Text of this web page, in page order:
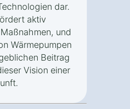
dar.
aktiv
und
Wärmepumpen
Beitrag
Vision einer